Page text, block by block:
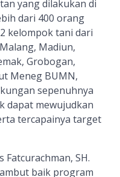
yang dilakukan di
dari 400 orang
kelompok tani dari
Madiun,
Grobogan,
Meneg BUMN,
sepenuhnya
dapat mewujudkan
tercapainya target
SH.
baik program